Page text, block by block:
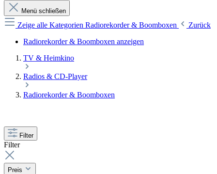
Menü schließen
Zeige alle Kategorien Radiorekorder & Boomboxen
Zurück
Radiorekorder & Boomboxen anzeigen
TV & Heimkino
Radios & CD-Player
Radiorekorder & Boomboxen
Filter
Filter
Preis